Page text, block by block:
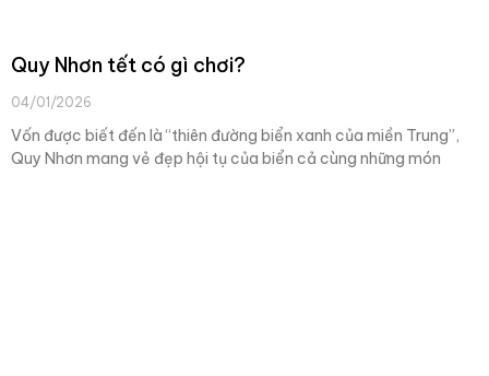
Quy Nhơn tết có gì chơi?
04/01/2026
Vốn được biết đến là “thiên đường biển xanh của miền Trung”,
Quy Nhơn mang vẻ đẹp hội tụ của biển cả cùng những món